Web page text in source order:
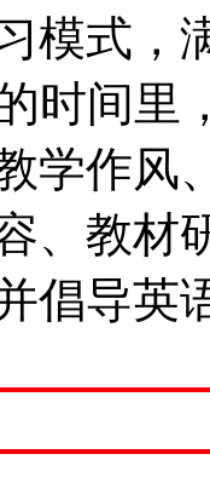
模式，
时间里
学作风
、教材
倡导英